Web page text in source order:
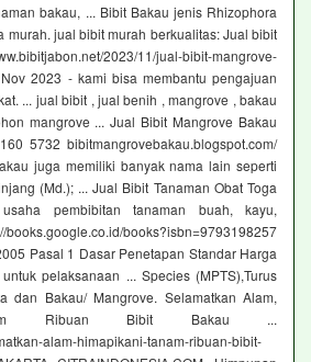
bakau, ... Bibit Bakau jenis Rhizophora
murah. jual bibit murah berkualitas: Jual bibit
2023/11/jual-bibit-mangrove-
2023 - kami bisa membantu pengajuan
... jual bibit , jual benih , mangrove , bakau
mangrove ... Jual Bibit Mangrove Bakau
5732 bibitmangrovebakau.blogspot.com/
juga memiliki banyak nama lain seperti
(Md.); ... Jual Bibit Tanaman Obat Toga
pembibitan tanaman buah, kayu,
books?isbn=9793198257
Pasal 1 Dasar Penetapan Standar Harga
pelaksanaan ... Species (MPTS),Turus
dan Bakau/ Mangrove. Selamatkan Alam,
Ribuan Bibit Bakau ...
alam-himapikani-tanam-ribuan-bibit-